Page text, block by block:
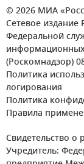
© 2026 МИА
Сетевое издание
Федеральной
(Роскомнадзор)
Политика
логирования
Политика
Правила
Свидетельство о
Учредитель: